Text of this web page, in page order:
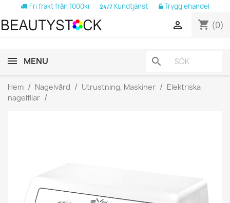
Fri frakt från 1000kr 24/7 Kundtjänst Trygg ehandel
shopping_cart (0)

MENU search
Hem Nagelvård Utrustning, Maskiner
Elektriska
nagelfilar